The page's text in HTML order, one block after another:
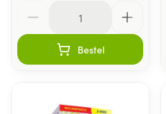
Bestel